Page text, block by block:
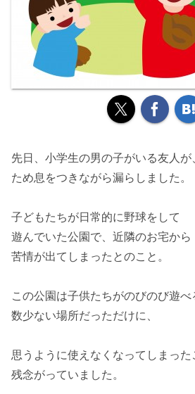
先日、小学生の男の子がいる友人が
ため息をつきながら漏らしました。
子どもたちが日常的に野球をして
遊んでいた公園で、 近隣のお宅から
苦情が出てしまったとのこと。
この公園は子供たちがのびのび遊べ
数少ない場所だっただけに、
思うように使えなくなってしまった
残念がっていました。